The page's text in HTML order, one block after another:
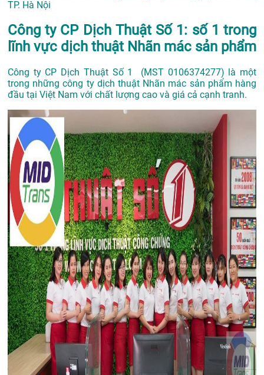
TP. Hà Nội
Công ty CP Dịch Thuật Số 1: số 1 trong
lĩnh vực dịch thuật Nhãn mác sản phẩm
Công ty CP Dịch Thuật Số 1 (MST 0106374277) là một
trong những công ty dịch thuật Nhãn mác sản phẩm hàng
đầu tại Việt Nam với chất lượng cao và giá cả cạnh tranh.